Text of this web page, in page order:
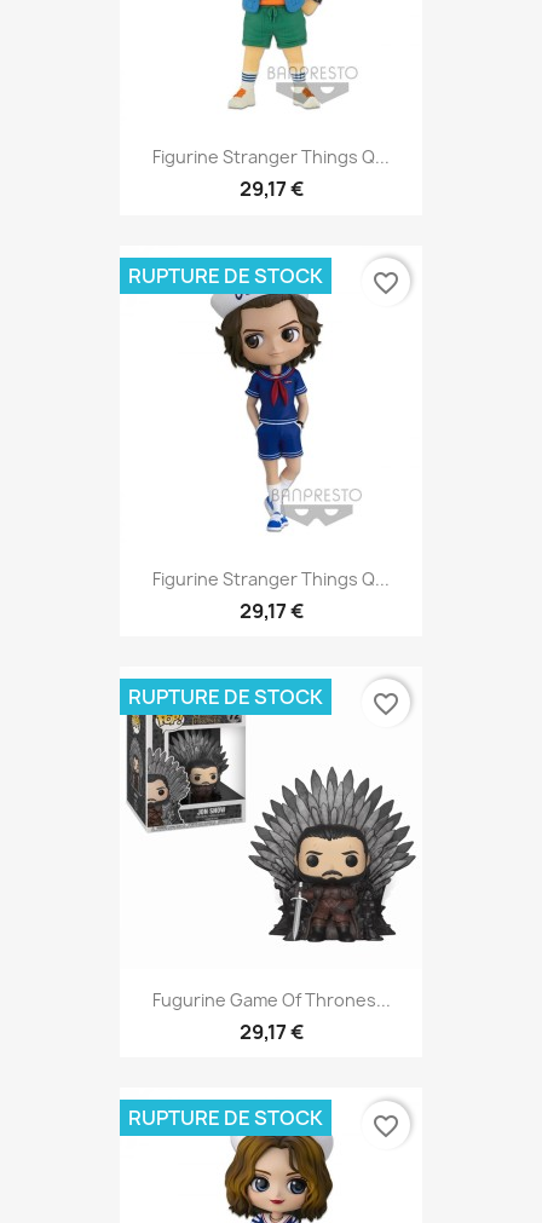
Figurine Stranger Things Q...
29,17 €
Figurine Stranger Things Q...
29,17 €
RUPTURE DE STOCK favorite_border
Fugurine Game Of Thrones...
29,17 €
RUPTURE DE STOCK favorite_border
RUPTURE DE STOCK favorite_border